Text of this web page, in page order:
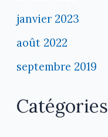
janvier 2023
août 2022
septembre 2019
Catégories